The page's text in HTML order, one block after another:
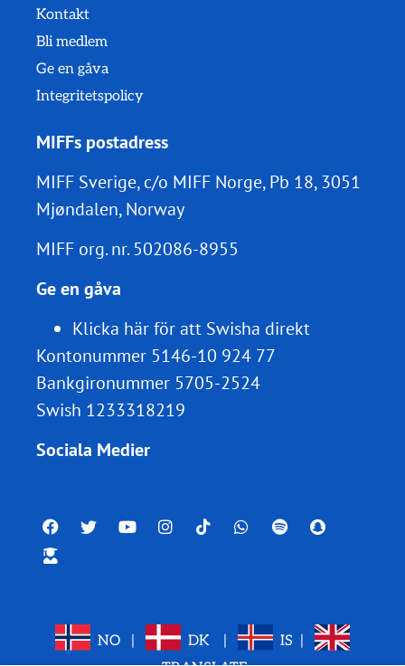
Kontakt
Bli medlem
Ge en gåva
Integritetspolicy
MIFFs postadress
MIFF Sverige, c/o MIFF Norge, Pb 18, 3051
Mjøndalen, Norway
MIFF org. nr.502086-8955
Ge en gåva
Klicka här för att Swisha direkt
Kontonummer 5146-10 924 77
Bankgironummer 5705-2524
Swish 1233318219
Sociala Medier
NO DK IS